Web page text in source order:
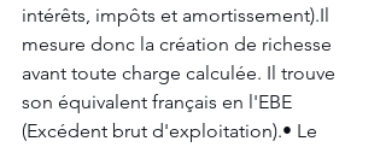
intérêts, impôts et amortissement).Il
mesure donc la création de richesse
avant toute charge calculée. Il trouve
son équivalent français en l'EBE
(Excédent brut d'exploitation).• Le